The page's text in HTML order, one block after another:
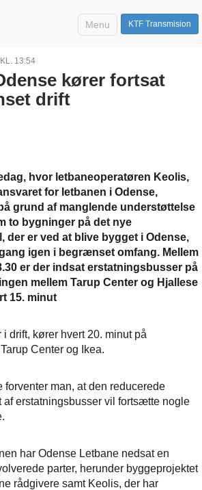
KTF Transmision
Menu
13:54
kører fortsat
drift
hvor letbaneoperatøren Keolis,
for letbanen i Odense,
grund af manglende understøttelse
to bygninger på det nye
der er ved at blive bygget i Odense,
igen i begrænset omfang. Mellem
er der indsat erstatningsbusser på
mellem Tarup Center og Hjallese
15. minut
i drift, kører hvert 20. minut på
Center og Ikea.
forventer man, at den reducerede
af erstatningsbusser vil fortsætte nogle
har Odense Letbane nedsat en
parter, herunder byggeprojektet
rådgivere samt Keolis, der har